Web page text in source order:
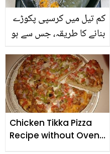
کم تیل میں کرسپی پکوڑے
بنانے کا طریقہ، جس سے ہو
خواتین کی بڑی مشکل
آسان
Chicken Tikka Pizza
Recipe without Oven